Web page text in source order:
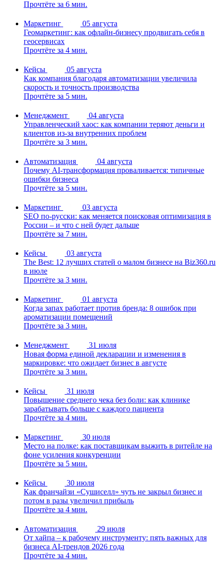
Прочтёте за 6 мин.
Маркетинг
05 августа
Геомаркетинг: как офлайн-бизнесу продвигать себя в
геосервисах
Прочтёте за 4 мин.
Кейсы
05 августа
Как компания благодаря автоматизации увеличила
скорость и точность производства
Прочтёте за 5 мин.
Менеджмент
04 августа
Управленческий хаос: как компании теряют деньги и
клиентов из-за внутренних проблем
Прочтёте за 3 мин.
Автоматизация
04 августа
Почему AI-трансформация проваливается: типичные
ошибки бизнеса
Прочтёте за 5 мин.
Маркетинг
03 августа
SEO по-русски: как меняется поисковая оптимизация в
России – и что с ней будет дальше
Прочтёте за 7 мин.
Кейсы
03 августа
The Best: 12 лучших статей о малом бизнесе на Biz360.ru
в июле
Прочтёте за 3 мин.
Маркетинг
01 августа
Когда запах работает против бренда: 8 ошибок при
ароматизации помещений
Прочтёте за 3 мин.
Менеджмент
31 июля
Новая форма единой декларации и изменения в
маркировке: что ожидает бизнес в августе
Прочтёте за 3 мин.
Кейсы
31 июля
Повышение среднего чека без боли: как клинике
зарабатывать больше с каждого пациента
Прочтёте за 4 мин.
Маркетинг
30 июля
Место на полке: как поставщикам выжить в ритейле на
фоне усиления конкуренции
Прочтёте за 5 мин.
Кейсы
30 июля
Как франчайзи «Сушиселл» чуть не закрыл бизнес и
потом в разы увеличил прибыль
Прочтёте за 4 мин.
Автоматизация
29 июля
От хайпа – к рабочему инструменту: пять важных для
бизнеса AI-трендов 2026 года
Прочтёте за 4 мин.